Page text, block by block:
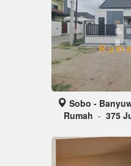
Sobo -
Rumah - 375